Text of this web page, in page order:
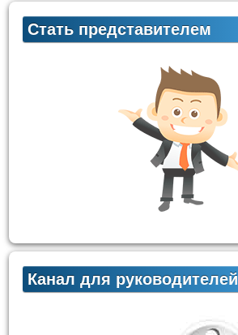
Стать представителем
Канал для руководителей